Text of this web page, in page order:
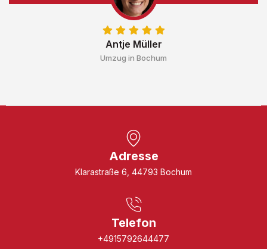
Antje Müller
Umzug in Bochum
Adresse
Klarastraße 6, 44793 Bochum
Telefon
+4915792644477